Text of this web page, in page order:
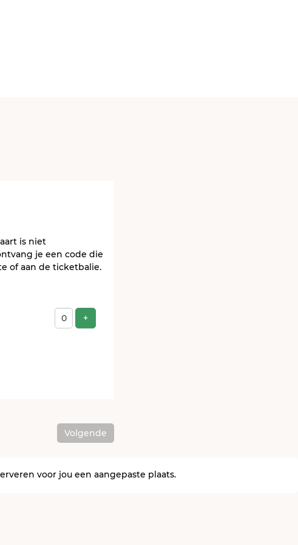
is niet
je een code die
of aan de ticketbalie.
+Voeg product toe
Volgende
voor jou een aangepaste plaats.